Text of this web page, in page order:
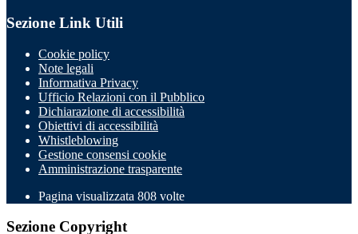
Sezione Link Utili
Cookie policy
Note legali
Informativa Privacy
Ufficio Relazioni con il Pubblico
Dichiarazione di accessibilità
Obiettivi di accessibilità
Whistleblowing
Gestione consensi cookie
Amministrazione trasparente
Pagina visualizzata 808 volte
Sezione Copyright